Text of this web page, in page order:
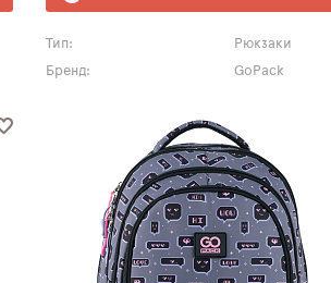
Тип:
Рюкзаки
Бренд:
GoPack